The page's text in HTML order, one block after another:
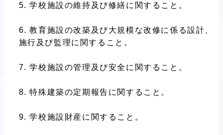
学校施設の維持及び修繕に関すること。
教育施設の改築及び大規模な改修に係る設計、
施行及び監理に関すること。
学校施設の管理及び安全に関すること。
特殊建築の定期報告に関すること。
学校施設財産に関すること。